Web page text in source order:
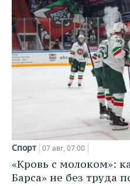
Спорт 07 авг, 07:00
«Кровь с молоком»:
Барса» не без труда